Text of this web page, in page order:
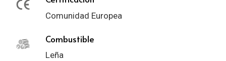
Comunidad Europea
Combustible
Leña